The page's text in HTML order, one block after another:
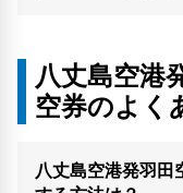
八丈島空港
空券のよく
八丈島空港発羽田